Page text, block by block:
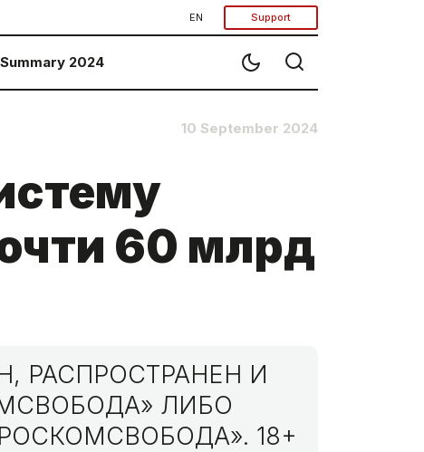
EN Support
Summary 2024
10 September 2024
60 млрд
РАСПРОСТРАНЕН И
ЛИБО
18+